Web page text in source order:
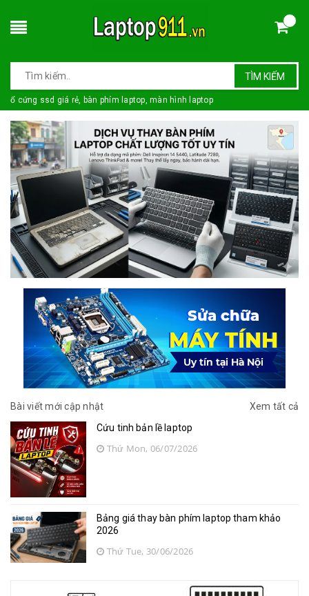
TÌM KIẾM
ổ cứng ssd giá rẻ, bàn phím laptop, màn hình laptop
Bài viết mới cập nhật
Xem tất cả
Cứu tinh bản lề laptop
Thứ Mon, 06/07/2026
Bảng giá thay bàn phím laptop tham khảo
2026
Thứ Tue, 30/06/2026